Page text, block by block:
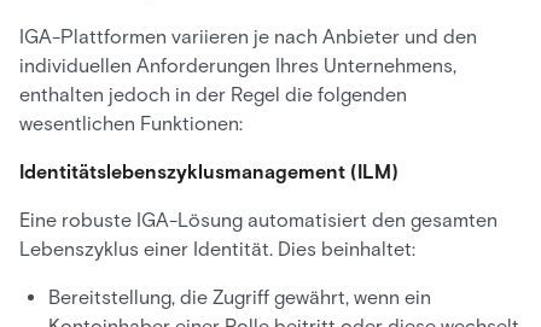
IGA-Plattformen variieren je nach Anbieter und den
individuellen Anforderungen Ihres Unternehmens,
enthalten jedoch in der Regel die folgenden
wesentlichen Funktionen:
Identitätslebenszyklusmanagement (ILM)
Eine robuste IGA-Lösung automatisiert den gesamten
Lebenszyklus einer Identität. Dies beinhaltet:
Bereitstellung, die Zugriff gewährt, wenn ein